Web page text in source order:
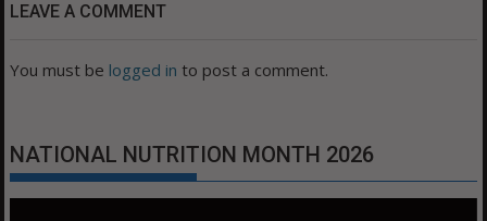
LEAVE A COMMENT
You must be logged in to post a comment.
NATIONAL NUTRITION MONTH 2026